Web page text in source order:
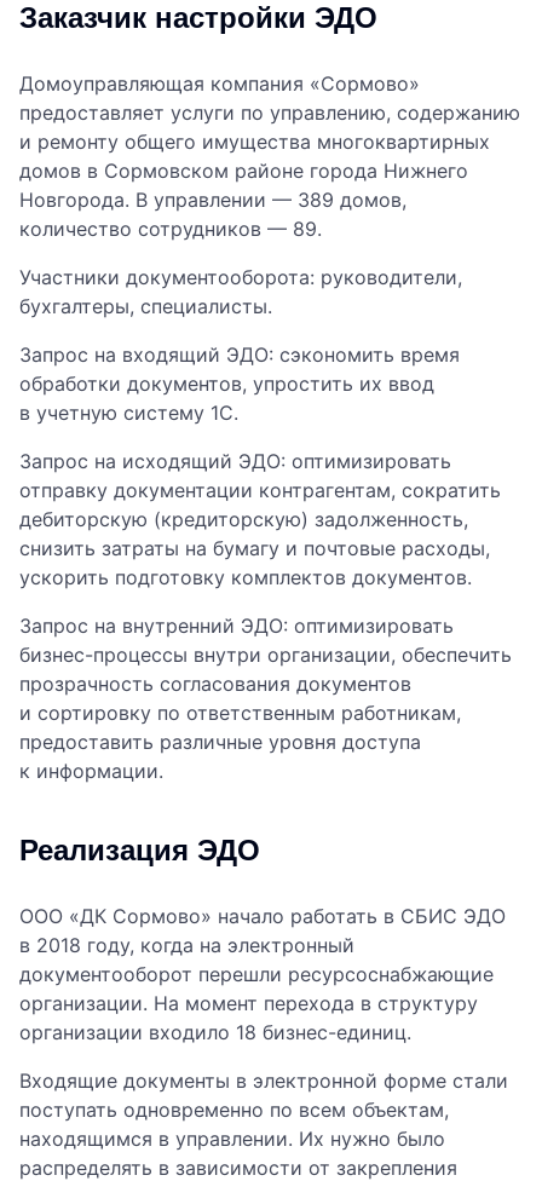
Заказчик настройки ЭДО
Домоуправляющая компания «Сормово»
предоставляет услуги по управлению, содержанию
и ремонту общего имущества многоквартирных
домов в Сормовском районе города Нижнего
Новгорода. В управлении — 389 домов,
количество сотрудников — 89.
Участники документооборота: руководители,
бухгалтеры, специалисты.
Запрос на входящий ЭДО: сэкономить время
обработки документов, упростить их ввод
в учетную систему 1С.
Запрос на исходящий ЭДО: оптимизировать
отправку документации контрагентам, сократить
дебиторскую (кредиторскую) задолженность,
снизить затраты на бумагу и почтовые расходы,
ускорить подготовку комплектов документов.
Запрос на внутренний ЭДО: оптимизировать
бизнес-процессы внутри организации, обеспечить
прозрачность согласования документов
и сортировку по ответственным работникам,
предоставить различные уровня доступа
к информации.
Реализация ЭДО
ООО «ДК Сормово» начало работать в СБИС ЭДО
в 2018 году, когда на электронный
документооборот перешли ресурсоснабжающие
организации. На момент перехода в структуру
организации входило 18 бизнес-единиц.
Входящие документы в электронной форме стали
поступать одновременно по всем объектам,
находящимся в управлении. Их нужно было
распределять в зависимости от закрепления